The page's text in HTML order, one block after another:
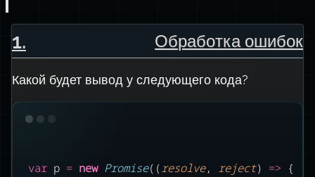
1. Обработка ошибок
Какой будет вывод у следующего кода?
var p = new Promise((resolve, reject) => {